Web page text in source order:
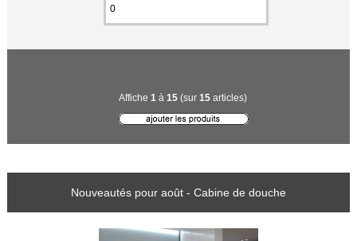
Affiche 1 à 15(sur 15articles)
Nouveautés pour août - Cabine de douche